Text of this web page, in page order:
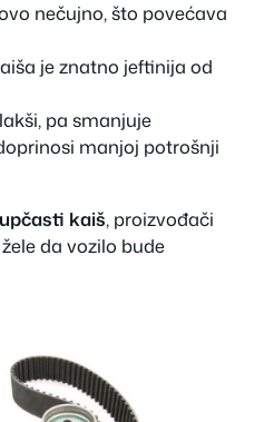
nečujno, što povećava
je znatno jeftinija od
pa smanjuje
manjoj potrošnji
kaiš, proizvođači
da vozilo bude